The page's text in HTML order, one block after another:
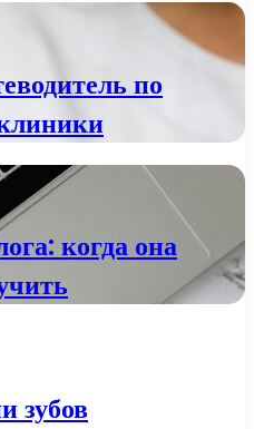
по
когда она
зубов